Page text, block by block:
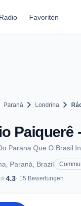
Radio Favoriten
Paraná chevron_right Londrina chevron_right
Paiquerê
Parana Que O Brasil
Paraná, Brazil
star4.3· 15 Bewertungen